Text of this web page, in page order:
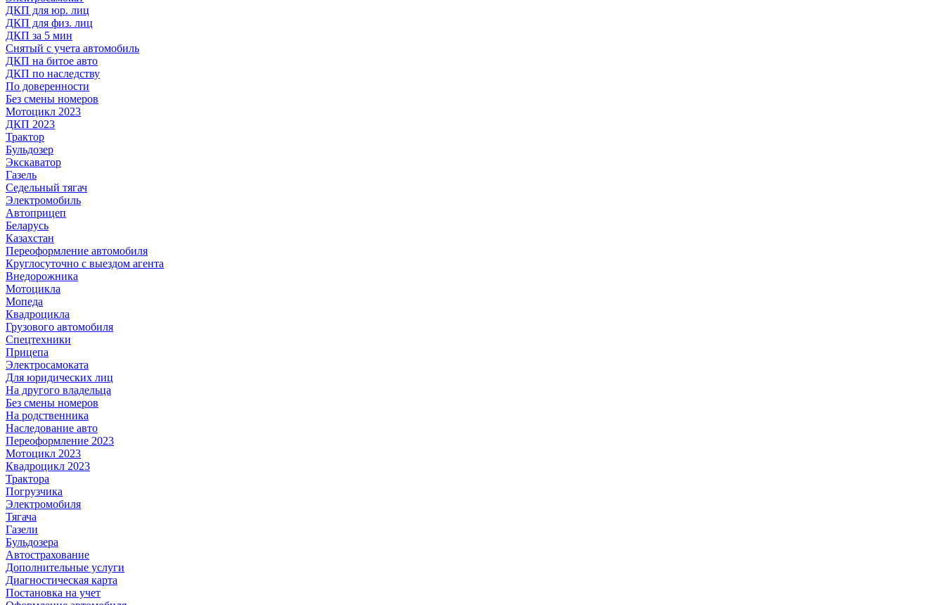
ДКП для юр. лиц
ДКП для физ. лиц
ДКП за 5 мин
Снятый с учета автомобиль
ДКП на битое авто
ДКП по наследству
По доверенности
Без смены номеров
Мотоцикл 2023
ДКП 2023
Трактор
Бульдозер
Экскаватор
Газель
Седельный тягач
Электромобиль
Автоприцеп
Беларусь
Казахстан
Переоформление автомобиля
Круглосуточно с выездом агента
Внедорожника
Мотоцикла
Мопеда
Квадроцикла
Грузового автомобиля
Спецтехники
Прицепа
Электросамоката
Для юридических лиц
На другого владельца
Без смены номеров
На родственника
Наследование авто
Переоформление 2023
Мотоцикл 2023
Квадроцикл 2023
Трактора
Погрузчика
Электромобиля
Тягача
Газели
Бульдозера
Автострахование
Дополнительные услуги
Диагностическая карта
Постановка на учет